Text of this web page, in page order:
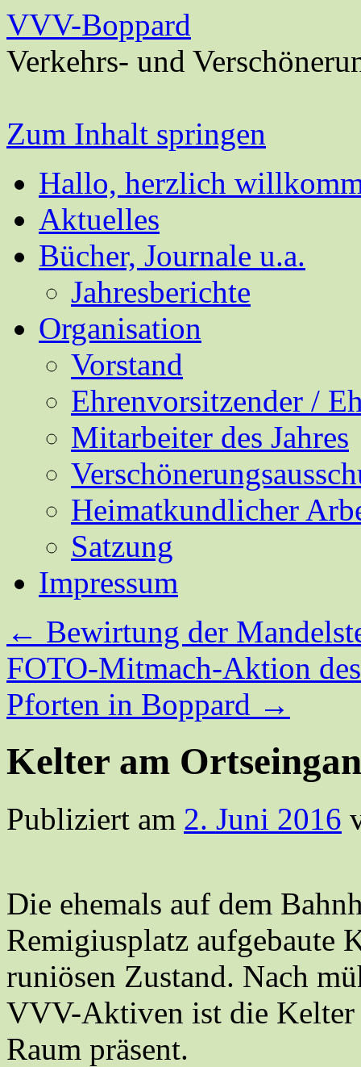
VVV-Boppard
Verkehrs- und
Zum Inhalt springen
Hallo, herzlich
Aktuelles
Bücher, Journale u.a.
Jahresberichte
Organisation
Vorstand
Ehrenvorsitzender /
Mitarbeiter des Jahres
Heimatkundlicher
Satzung
Impressum
← Bewirtung der
FOTO-Mitmach-Aktion
Pforten in Boppard →
Kelter am
Publiziert am 2. Juni 2016
Die ehemals auf dem
Remigiusplatz aufgebaute
runiösen Zustand. Nach
VVV-Aktiven ist die
Raum präsent.